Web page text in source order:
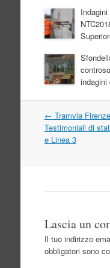
indagini
Navigazione
articolo
← Tramvia
Testimoniali di
e Linea 3
Lascia un
Il tuo indirizzo
obbligatori sono